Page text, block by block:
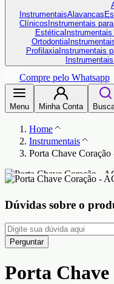
InstrumentaisAlavancas
Clínicos Instrumentais
EstéticaInstrumentais
Ortodontia
ProfilaxiaInstrumentais
Instrumentais
Compre pelo Whatsapp
Menu Minha Conta
Home
Instrumentais
Porta Chave
Dúvidas sobre o
Perguntar
Porta